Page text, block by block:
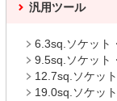
汎用ツール
6.3sq.ソケット
9.5sq.ソケット
12.7sq.ソケッ
19.0sq.ソケッ